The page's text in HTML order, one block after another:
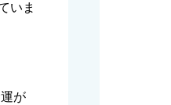
いま
が